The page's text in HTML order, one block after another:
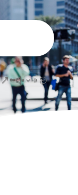
&#x39;